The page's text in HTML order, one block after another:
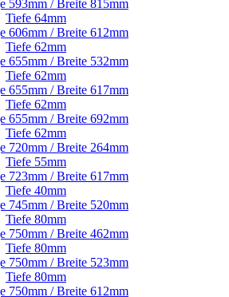
593mm / Breite 815mm
Tiefe 64mm
606mm / Breite 612mm
Tiefe 62mm
655mm / Breite 532mm
Tiefe 62mm
655mm / Breite 617mm
Tiefe 62mm
655mm / Breite 692mm
Tiefe 62mm
720mm / Breite 264mm
Tiefe 55mm
723mm / Breite 617mm
Tiefe 40mm
745mm / Breite 520mm
Tiefe 80mm
750mm / Breite 462mm
Tiefe 80mm
750mm / Breite 523mm
Tiefe 80mm
750mm / Breite 612mm